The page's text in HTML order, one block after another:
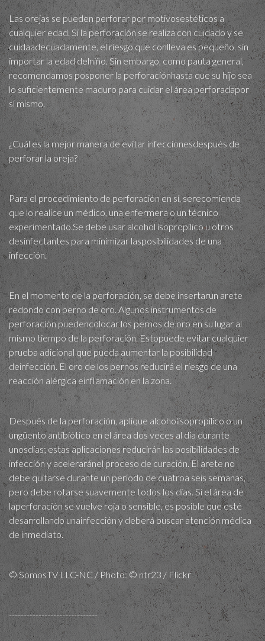
Las orejas se pueden perforar por motivosestéticos a
cualquier edad. Si la perforación se realiza con cuidado y se
cuidaadecuadamente, el riesgo que conlleva es pequeño, sin
importar la edad delniño. Sin embargo, como pauta general,
recomendamos posponer la perforaciónhasta que su hijo sea
lo suficientemente maduro para cuidar el área perforadapor
sí mismo.
¿Cuál es la mejor manera de evitar infeccionesdespués de
perforar la oreja?
Para el procedimiento de perforación en sí, serecomienda
que lo realice un médico, una enfermera o un técnico
experimentado.Se debe usar alcohol isopropílico u otros
desinfectantes para minimizar lasposibilidades de una
infección.
En el momento de la perforación, se debe insertarun arete
redondo con perno de oro. Algunos instrumentos de
perforación puedencolocar los pernos de oro en su lugar al
mismo tiempo de la perforación. Estopuede evitar cualquier
prueba adicional que pueda aumentar la posibilidad
deinfección. El oro de los pernos reducirá el riesgo de una
reacción alérgica einflamación en la zona.
Después de la perforación, aplique alcoholisopropílico o un
ungüento antibiótico en el área dos veces al día durante
unosdías; estas aplicaciones reducirán las posibilidades de
infección y aceleraránel proceso de curación. El arete no
debe quitarse durante un período de cuatroa seis semanas,
pero debe rotarse suavemente todos los días. Si el área de
laperforación se vuelve roja o sensible, es posible que esté
desarrollando unainfección y deberá buscar atención médica
de inmediato.
© SomosTV LLC-NC / Photo: © ntr23 / Flickr
------------------------------